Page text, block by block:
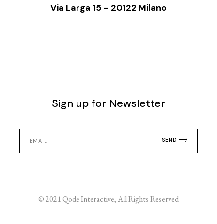
Via Larga 15 – 20122 Milano
Sign up for Newsletter
SEND
© 2021Qode Interactive, All Rights Reserved